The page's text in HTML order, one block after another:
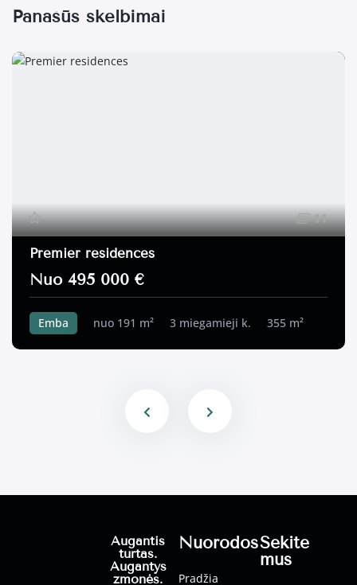
Panašūs skelbimai
11
Premier residences
Nuo 495 000 €
Emba nuo 191 m² 3 miegamieji k. 355 m²
Nuorodos
Pradžia
Sekite
mus
Augantis
turtas.
Augantys
žmonės.